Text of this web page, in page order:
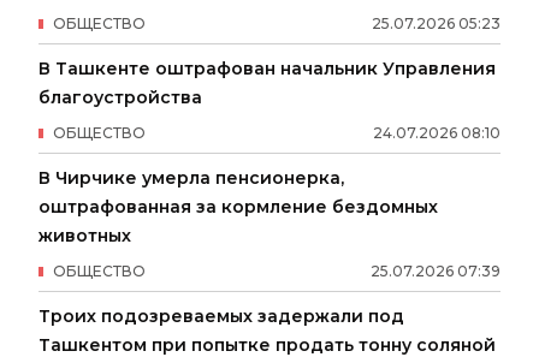
25.07.2026 05:23
ОБЩЕСТВО
В Ташкенте оштрафован начальник Управления
благоустройства
24.07.2026 08:10
ОБЩЕСТВО
В Чирчике умерла пенсионерка,
оштрафованная за кормление бездомных
животных
25.07.2026 07:39
ОБЩЕСТВО
Троих подозреваемых задержали под
Ташкентом при попытке продать тонну соляной